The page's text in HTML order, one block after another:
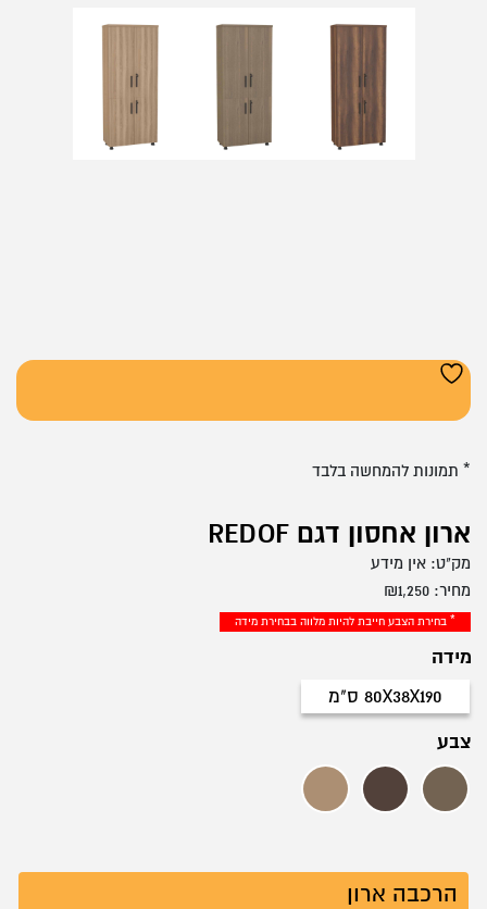
ארון אחסון דגם REDOF
מחיר: ₪1,250
* בחירת הצבע חייבת להיות מלווה בבחירת מידה
מידה
80X38X190 ס"מ80X38X190 ס"מ
צבע
אגוז וונציהאגוז פארוקאלון גרדין
הרכבה ארון
מק"ט: אין מידע
* תמונות להמחשה בלבד